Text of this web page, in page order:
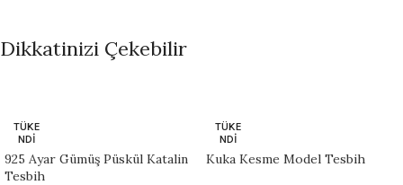
Dikkatinizi Çekebilir
TÜKE
NDI
925 Ayar Gümüş Püskül Katalin
Tesbih
TÜKE
NDI
Kuka Kesme Model Tesbih